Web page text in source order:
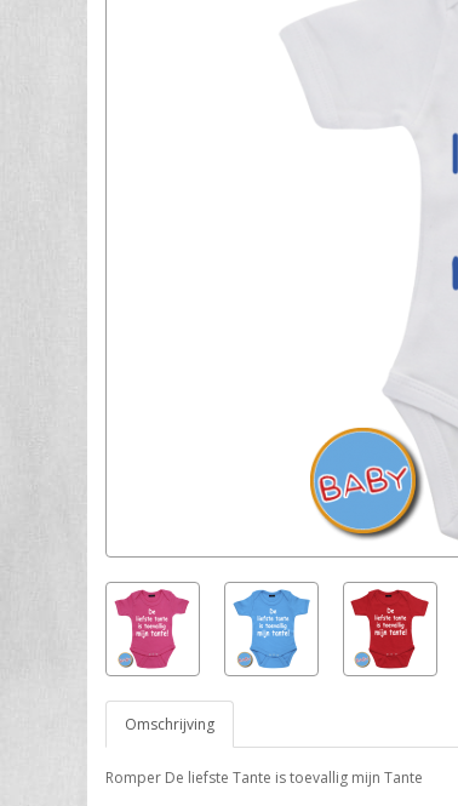
Omschrijving
Romper De liefste Tante is toevallig mijn Tante